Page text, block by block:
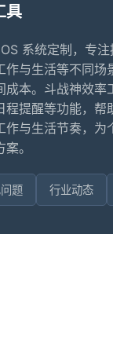
具
系统定制，专
作与生活等不同场
成本。斗战神效率
程提醒等功能，帮
作与生活节奏，为
。
题 行业动态